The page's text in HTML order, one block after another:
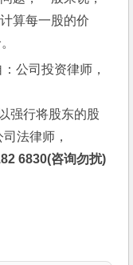
算每一股的价
公司投资律师，
强行将股东的股
法律师，
6830(咨询勿扰)